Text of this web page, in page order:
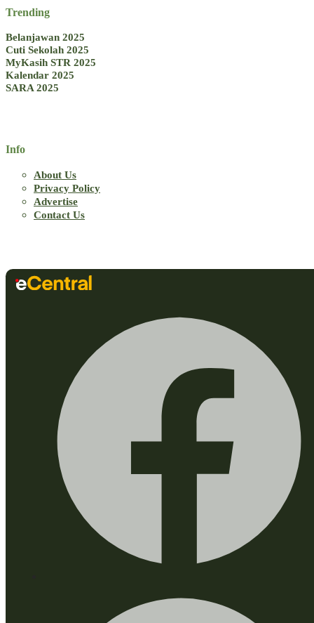
Trending
Belanjawan 2025
Cuti Sekolah 2025
MyKasih STR 2025
Kalendar 2025
SARA 2025
Info
About Us
Privacy Policy
Advertise
Contact Us